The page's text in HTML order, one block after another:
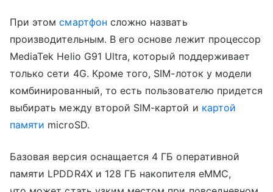
При этомсмартфон сложно назвать
производительным. В его основе лежит процессор
MediaTek Helio G91 Ultra, который поддерживает
только сети 4G. Кроме того, SIM-лоток у модели
комбинированный, то есть пользователю придется
выбирать между второй SIM-картой и картой
памяти microSD.
Базовая версия оснащается 4 ГБ оперативной
памяти LPDDR4X и 128 ГБ накопителя eMMC,